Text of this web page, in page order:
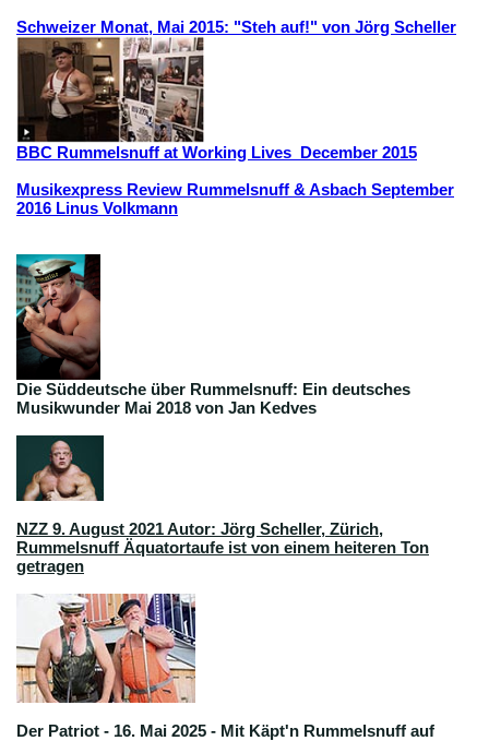
Schweizer Monat, Mai 2015: "Steh auf!" von Jörg Scheller
BBC Rummelsnuff at Working Lives December 2015
Musikexpress Review Rummelsnuff & Asbach September
2016 Linus Volkmann
Die Süddeutsche über Rummelsnuff: Ein deutsches
Musikwunder Mai 2018 von Jan Kedves
NZZ 9. August 2021 Autor: Jörg Scheller, Zürich,
Rummelsnuff Äquatortaufe ist von einem heiteren Ton
getragen
Der Patriot - 16. Mai 2025 - Mit Käpt'n Rummelsnuff auf